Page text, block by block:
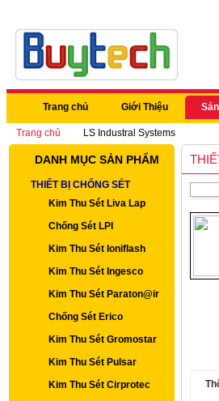
Trang chủ Giới Thiệu
Trang chủ LS Industral Systems
DANH MỤC SẢN PHẨM
THIẾT BỊ CHỐNG SÉT
Kim Thu Sét Liva Lap
Chống Sét LPI
Kim Thu Sét Ioniflash
Kim Thu Sét Ingesco
Kim Thu Sét Paraton@ir
Chống Sét Erico
Kim Thu Sét Gromostar
Kim Thu Sét Pulsar
Kim Thu Sét Cirprotec